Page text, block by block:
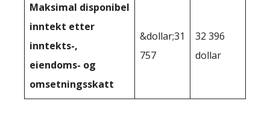
Maksimal disponibel
inntekt etter
inntekts-,
eiendoms- og
omsetningsskatt
&dollar;31
757
32 396
dollar